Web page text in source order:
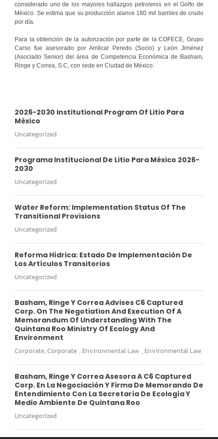
considerado uno de los mayores hallazgos petroleros en el Golfo de
México. Se estima que su producción alance 180 mil barriles de crudo
por día.
Para la obtención de la autorización por parte de la COFECE, Grupo
Carso fue asesorado por Amílcar Peredo (Socio) y León Jiménez
(Asociado Senior) del área de Competencia Económica de Basham,
Ringe y Correa, S.C, con sede en Ciudad de México.
2026-2030 Institutional Program Of Litio Para
México
Uncategorized
Programa Institucional De Litio Para México 2026-
2030
Uncategorized
Water Reform: Implementation Status Of The
Transitional Provisions
Uncategorized
Reforma Hídrica: Estado De Implementación De
Los Artículos Transitorios
Uncategorized
Basham, Ringe Y Correa Advises C6 Captured
Corp. On The Negotiation And Execution Of A
Memorandum Of Understanding With The
Quintana Roo Ministry Of Ecology And
Environment
Corporate, Corporate , Environmental Law , Environmental Law
Basham, Ringe Y Correa Asesora A C6 Captured
Corp. En La Negociación Y Firma De Memorando De
Entendimiento Con La Secretaría De Ecología Y
Medio Ambiente De Quintana Roo
Uncategorized